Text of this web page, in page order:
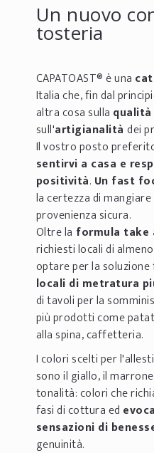
Un nuovo
tosteria
CAPATOAST® è una
Italia che, fin dal
altra cosa sulla
sull'artigianalitàdei
Il vostro posto
sentirvi a casa e
positività. Un fast
la certezza di
provenienza sicura.
Oltre la formula take
richiesti locali di
optare per la
locali di metratura
di tavoli per la
più prodotti come
alla spina, caffetteria.
I colori scelti per
sono il giallo, il
tonalità: colori che
fasi di cottura ed
sensazioni di
genuinità.